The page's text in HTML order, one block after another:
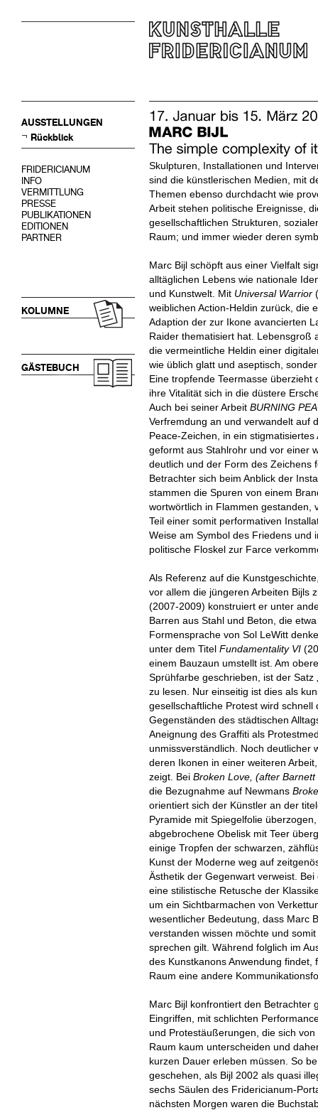
AUSSTELLUNGEN
Rückblick
FRIDERICIANUM
INFO
VERMITTLUNG
PRESSE
PUBLIKATIONEN
EDITIONEN
PARTNER
KOLUMNE
GÄSTEBUCH
Skulpturen, Installationen und
sind die künstlerischen Medien, mit
Themen ebenso durchdacht wie
Arbeit stehen politische Ereignisse,
gesellschaftlichen Strukturen,
Raum; und immer wieder deren
Marc Bijl schöpft aus einer Vielfalt
alltäglichen Lebens wie nationale
und Kunstwelt. Mit Universal Warrior
weiblichen Action-Heldin zurück, die
Adaption der zur Ikone avancierten
Raider thematisiert hat. Lebensgroß
die vermeintliche Heldin einer
wie üblich glatt und aseptisch,
Eine tropfende Teermasse
ihre Vitalität sich in die düstere
Auch bei seiner Arbeit BURNING
Verfremdung an und verwandelt auf
Peace-Zeichen, in ein
geformt aus Stahlrohr und vor einer
deutlich und der Form des Zeichens
Betrachter sich beim Anblick der
stammen die Spuren von einem
wortwörtlich in Flammen gestanden,
Teil einer somit performativen
Weise am Symbol des Friedens und
politische Floskel zur Farce
Als Referenz auf die
vor allem die jüngeren Arbeiten Bijls
(2007-2009) konstruiert er unter
Barren aus Stahl und Beton, die
Formensprache von Sol LeWitt
unter dem Titel Fundamentality VI
einem Bauzaun umstellt ist. Am
Sprühfarbe geschrieben, ist der Satz
zu lesen. Nur einseitig ist dies als
gesellschaftliche Protest wird
Gegenständen des städtischen
Aneignung des Graffiti als
unmissverständlich. Noch deutlicher
deren Ikonen in einer weiteren
zeigt. Bei Broken Love, (after Barnett
die Bezugnahme auf Newmans
orientiert sich der Künstler an der
Pyramide mit Spiegelfolie
abgebrochene Obelisk mit Teer
einige Tropfen der schwarzen,
Kunst der Moderne weg auf
Ästhetik der Gegenwart verweist.
eine stilistische Retusche der
um ein Sichtbarmachen von
wesentlicher Bedeutung, dass Marc
verstanden wissen möchte und
sprechen gilt. Während folglich im
des Kunstkanons Anwendung
Raum eine andere
Marc Bijl konfrontiert den Betrachter
Eingriffen, mit schlichten
und Protestäußerungen, die sich
Raum kaum unterscheiden und
kurzen Dauer erleben müssen. So
geschehen, als Bijl 2002 als quasi
sechs Säulen des Fridericianum-
nächsten Morgen waren die